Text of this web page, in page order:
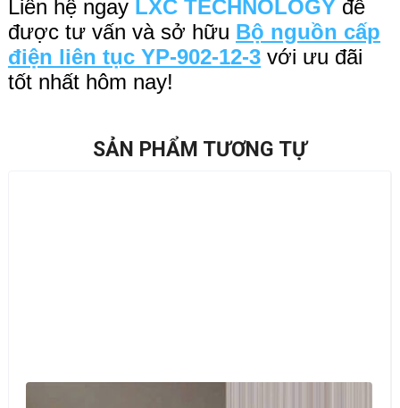
Liên hệ ngay LXC TECHNOLOGY để
được tư vấn và sở hữu Bộ nguồn cấp
điện liên tục YP-902-12-3 với ưu đãi
tốt nhất hôm nay!
SẢN PHẨM TƯƠNG TỰ